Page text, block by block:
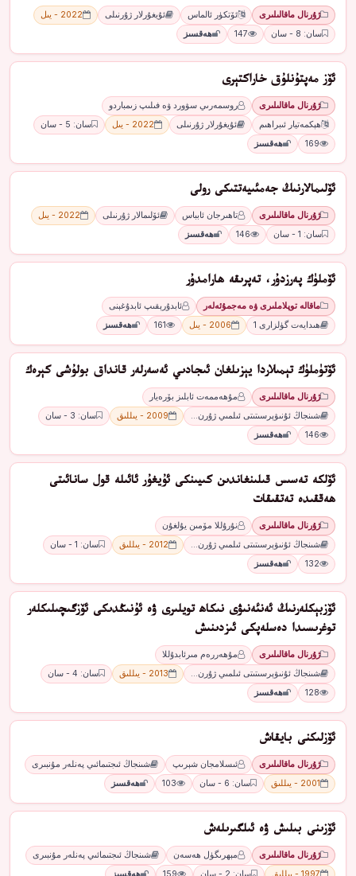
ژۇرنال ماقالىلىرى ئۆتكۈر ئالماس ئۇيغۇرلار ژۇرنىلى
2022 - يىل
سان: 8 - سان
147 ھەقسىز
ئۆز مەپتۇنلۇق خاراكتېرى
ژۇرنال ماقالىلىرى
روسمەرىي سۋورد ۋە فىلىپ زىمباردو
ھېكمەتيار ئىبراھىم
ئۇيغۇرلار ژۇرنىلى 2022 - يىل
سان: 5 - سان
169
ھەقسىز
ئۆلىمالارنىڭ جەمئىيەتتىكى رولى
ژۇرنال ماقالىلىرى تاھىرجان ئابباس ئۆلىمالار ژۇرنىلى
2022 - يىل
سان: 1 - سان
146 ھەقسىز
ئۆملۈك پەرزدۇر، تەپرىقە ھارامدۇر
ماقالە توپلاملىرى ۋە مەجمۇئەلەر
ئابدۇرېقىپ ئابدۇغېنى
ھىدايەت گۈلزارى 1
2006 - يىل 161 ھەقسىز
ئۆتۈملۈك تېمىلاردا يېزىلغان ئىجادىي ئەسەرلەر قانداق بولۇشى كېرەك
ژۇرنال ماقالىلىرى
مۇھەممەت ئابلىز بۆرەيار
شىنجاڭ ئۇنىۋېرسىتىتى ئىلمىي ژۇرن…
2009 - يىللىق
سان: 3 - سان
146
ھەقسىز
ئۆلكە تەسىس قىلىنغاندىن كىيىنكى ئۇيغۇر ئائىلە قول سانائىتى
ھەققىدە تەتقىقات
ژۇرنال ماقالىلىرى
نۇرۇللا مۆمىن يۇلغۇن
شىنجاڭ ئۇنىۋېرسىتىتى ئىلمىي ژۇرن…
2012 - يىللىق
سان: 1 - سان
132
ھەقسىز
ئۆزبېكلەرنىڭ ئەنئەنىۋى نىكاھ تويلىرى ۋە ئۇنىڭدىكى ئۆزگىچىلىكلەر
توغرىسىدا دەسلەپكى ئىزدىنىش
ژۇرنال ماقالىلىرى
مۇھەررەم مىرئابدۇللا
شىنجاڭ ئۇنىۋېرسىتىتى ئىلمىي ژۇرن…
2013 - يىللىق
سان: 4 - سان
128
ھەقسىز
ئۆزلىكنى بايقاش
ژۇرنال ماقالىلىرى ئىسلامجان شېرىپ
شىنجاڭ ئىجتىمائىي پەنلەر مۇنبىرى
2001 - يىللىق
سان: 6 - سان 103 ھەقسىز
ئۆزىنى بىلىش ۋە ئىلگىرىلەش
ژۇرنال ماقالىلىرى مېھرىگۈل ھەسەن
شىنجاڭ ئىجتىمائىي پەنلەر مۇنبىرى